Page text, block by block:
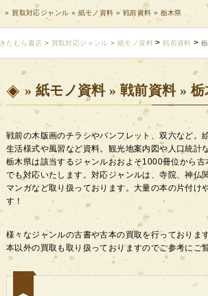
» 買取対応ジャンル » 紙モノ資料 » 戦前資料 » 栃木県
きたむら書店 > 買取対応ジャンル >紙モノ資料 >戦前資料 >
» 紙モノ資料 » 戦前資料 »
戦前の木版画のチラシやパンフレット、双六など。
生活様式や風習など資料。観光地案内図や人口統計
栃木県は該当するジャンルおおよそ1000冊位から
でも対応いたします。対応ジャンルは、寺院、神仏
マンガなど取り扱っております。大量の本の片付け
す！
様々なジャンルの古書や古本の買取を行っております
本以外の買取も取り扱っておりますのでご参考にご